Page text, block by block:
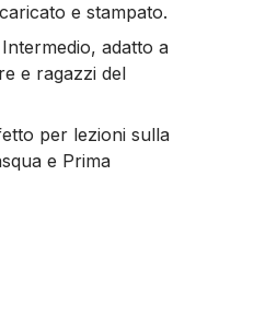
e stampato.
Intermedio, adatto a
e ragazzi del
per lezioni sulla
e Prima